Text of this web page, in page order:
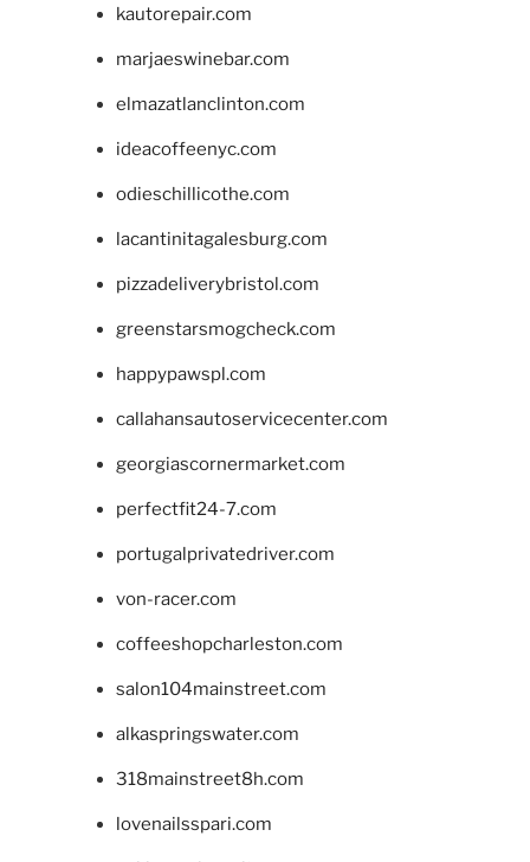
kautorepair.com
marjaeswinebar.com
elmazatlanclinton.com
ideacoffeenyc.com
odieschillicothe.com
lacantinitagalesburg.com
pizzadeliverybristol.com
greenstarsmogcheck.com
happypawspl.com
callahansautoservicecenter.com
georgiascornermarket.com
perfectfit24-7.com
portugalprivatedriver.com
von-racer.com
coffeeshopcharleston.com
salon104mainstreet.com
alkaspringswater.com
318mainstreet8h.com
lovenailsspari.com